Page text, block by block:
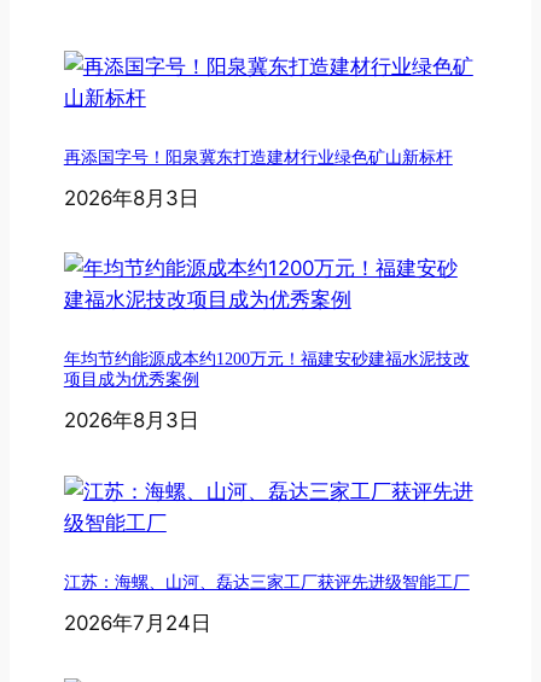
再添国字号！阳泉冀东打造建材行业绿色矿山新标杆
2026年8月3日
年均节约能源成本约1200万元！福建安砂建福水泥技改
项目成为优秀案例
2026年8月3日
江苏：海螺、山河、磊达三家工厂获评先进级智能工厂
2026年7月24日